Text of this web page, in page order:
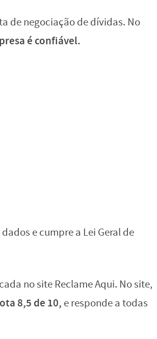
de negociação de dívidas. No
é confiável.
e cumpre a Lei Geral de
no site Reclame Aqui. No site,
8,5 de 10, e responde a todas